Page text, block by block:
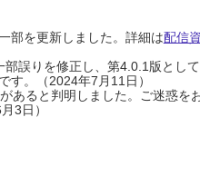
部を更新しました。詳細は配信
誤りを修正し、第4.0.1版とし
す。（2024年7月11日）
あると判明しました。ご迷惑を
3日）